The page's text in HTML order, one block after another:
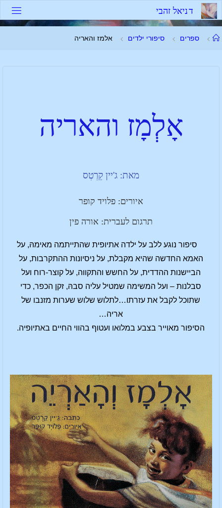
דניאל זהבי
ספרים סיפורי ילדים אלמז והאריה
אָלְמָז והאריה
מאת: ג'יין קֵרְטְס
איורים: פלויד קופר
תרגום לעברית: אורה פין
סיפור נוגע ללב על ילדה אתיופית שהתייתמה מאימהּ, על
האמא החדשה שהיא מקבלת, על ניסיונות ההתקרבות, על
הביישנות ההדדית, על החשש והתקווה, על קוצר-רוח ועל
סבלנות – ועל המשימה שמטיל עליה סבהּ, זקן הכפר, כדי
שתוכל לקבל את עזרתו…לתלוש שלוש שערות מזנבו של
אריה…
הסיפור מאוייר בצבע במלואו ועטוף בהווי החיים באתיופיה.